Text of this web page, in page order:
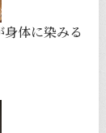
体に染みる